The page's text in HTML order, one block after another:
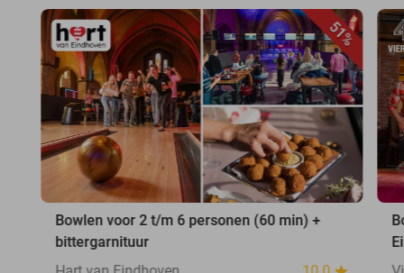
51%
Bowlen voor 2 t/m 6 personen (60 min) +
bittergarnituur